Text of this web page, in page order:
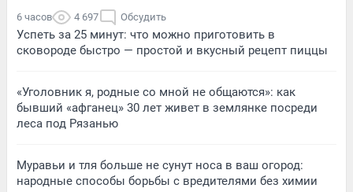
6 часов 4 697 Обсудить
Успеть за 25 минут: что можно приготовить в
сковороде быстро — простой и вкусный рецепт пиццы
«Уголовник я, родные со мной не общаются»: как
бывший «афганец» 30 лет живет в землянке посреди
леса под Рязанью
Муравьи и тля больше не сунут носа в ваш огород:
народные способы борьбы с вредителями без химии